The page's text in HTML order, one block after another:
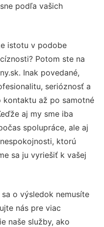
podľa vašich
istotu v podobe
Potom ste na
Inak povedané,
serióznosť a
kontaktu až po samotné
aj my sme iba
spolupráce, ale aj
ktorú
sa ju vyriešiť k vašej
sa o výsledok nemusíte
nás pre viac
naše služby, ako